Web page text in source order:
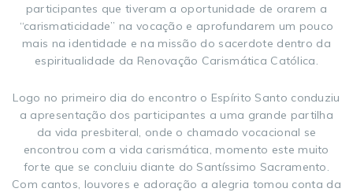
participantes que tiveram a oportunidade de orarem a
“carismaticidade” na vocação e aprofundarem um pouco
mais na identidade e na missão do sacerdote dentro da
espiritualidade da Renovação Carismática Católica.
Logo no primeiro dia do encontro o Espírito Santo conduziu
a apresentação dos participantes a uma grande partilha
da vida presbiteral, onde o chamado vocacional se
encontrou com a vida carismática, momento este muito
forte que se concluiu diante do Santíssimo Sacramento.
Com cantos, louvores e adoração a alegria tomou conta da